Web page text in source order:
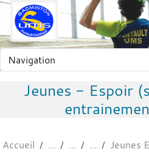
Jeunes - Espoir
Accueil Jeunes
Panneau de gestion des cookies